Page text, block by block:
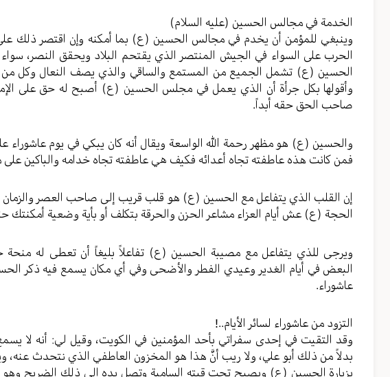
الخدمة في مجالس الحسين (عليه السلام)
وينبغي للمؤمن أن يخدم في مجالس الحسين (ع) بما أمكنه وإن اقتصر ذلك على
الحرب على السواء في الجيش المنتصر الذي يقتحم البلاد ويحقق النصر، سواء
الحسين (ع) تشمل الجميع من المستمع والساقي والذي يصف النعال وكل
وأقولها بكل جرأة أن الذي يعمل في مجلس الحسين (ع) أصبح له حق على
صاحب الحق حقه أبداً.
والحسين (ع) هو مظهر رحمة الله الواسعة ويقال أنه كان يبكي في يوم عاشوراء
فمن كانت هذه عاطفته تجاه أعدائه فكيف هي عاطفته تجاه خدامه والباكين على
إن القلب الذي يتفاعل مع الحسين (ع) هو قلب قريب إلى صاحب العصر
الحجة (ع) عش أيام العزاء مشاعر الحزن والحرقة بتكلف أو بأية وضعية أمكنتك
ويرجى للذي يتفاعل مع مصيبة الحسين (ع) تفاعلاً بليغاً أن تعطى له منحة
البعض في أيام الغدير وعيدي الفطر والأضحى وفي أي مكان يسمع فيه ذكر
عاشوراء.
التزود من عاشوراء لسائر الأيام..!
وقد التقيت في إحدى سفراتي بأحد المؤمنين في الكويت، وقيل لي: أنه لا
بدلاً من ذلك أبو علي، ولا ريب أنَّ هذا هو المخزون العاطفي الذي نتحدث عنه،
بزيارة الحسين (ع) ويصبح تحت قبته السامية وتصل يده إلى ذلك الضريح وهو